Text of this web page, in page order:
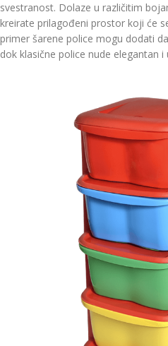
svestranost. Dolaze u različitim
kreirate prilagođeni prostor koji će
primer šarene police mogu dodati
dok klasične police nude elegantan i